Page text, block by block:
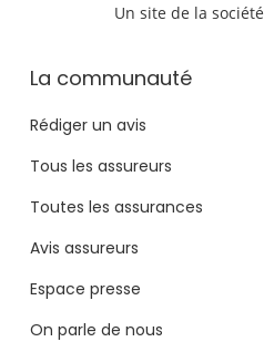
Un site de la société
La communauté
Rédiger un avis
Tous les assureurs
Toutes les assurances
Avis assureurs
Espace presse
On parle de nous